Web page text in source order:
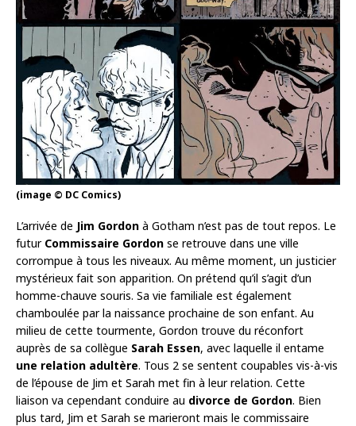
(image © DC Comics)
L’arrivée de Jim Gordon à Gotham n’est pas de tout repos. Le
futur Commissaire Gordon se retrouve dans une ville
corrompue à tous les niveaux. Au même moment, un justicier
mystérieux fait son apparition. On prétend qu’il s’agit d’un
homme-chauve souris. Sa vie familiale est également
chamboulée par la naissance prochaine de son enfant. Au
milieu de cette tourmente, Gordon trouve du réconfort
auprès de sa collègue Sarah Essen, avec laquelle il entame
une relation adultère. Tous 2 se sentent coupables vis-à-vis
de l’épouse de Jim et Sarah met fin à leur relation. Cette
liaison va cependant conduire au divorce de Gordon. Bien
plus tard, Jim et Sarah se marieront mais le commissaire